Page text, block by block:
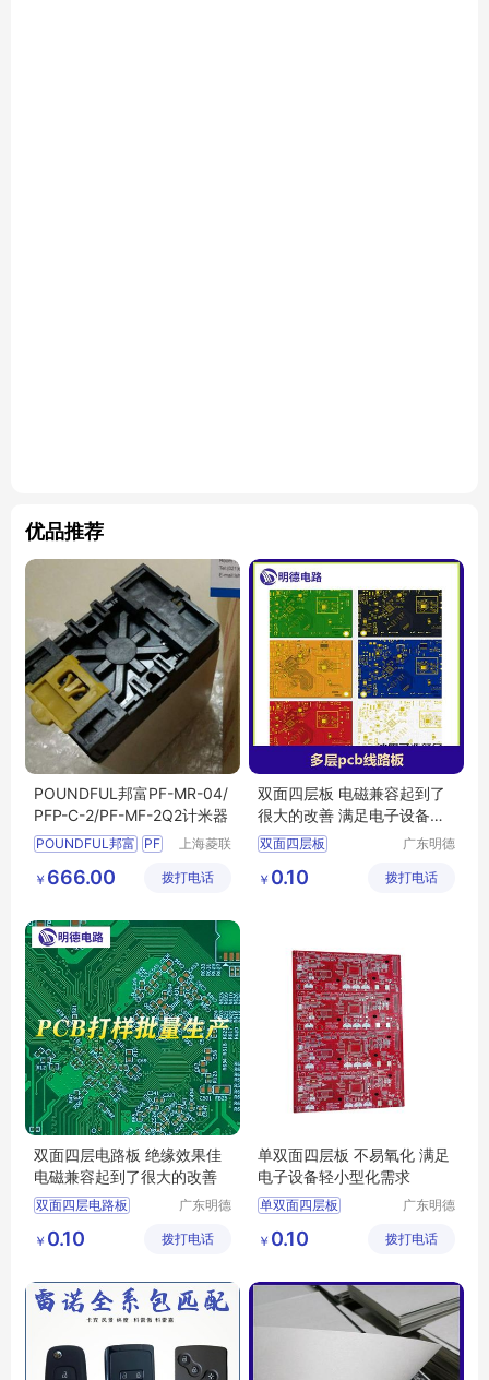
优品推荐
POUNDFUL邦富PF-MR-04/
PFP-C-2/PF-MF-2Q2计米器
POUNDFUL邦富
PF
C
2仪表 MF
邦富计米器
上海菱联
制技术有
￥ 666.00 拨打电话
双面四层板 电磁兼容起到了
很大的改善 满足电子设备轻
小型化需求
双面四层板
四层电路板加工
广东明德
有限公司
￥ 0.10 拨打电话
双面四层电路板 绝缘效果佳
电磁兼容起到了很大的改善
双面四层电路板
四层电路板加工
pcb单双面四层电路板
广东明德
有限公司
￥ 0.10 拨打电话
单双面四层板 不易氧化 满足
电子设备轻小型化需求
单双面四层板
四层电路板加工
pcb单双面四层电路板
广东明德
有限公司
￥ 0.10 拨打电话